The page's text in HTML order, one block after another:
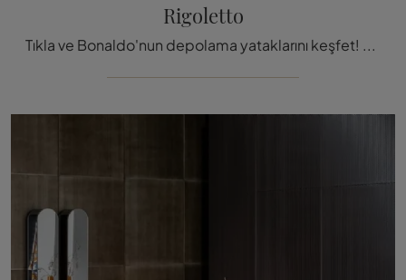
Rigoletto
Tıkla ve Bonaldo'nun depolama yataklarını keşfet! Kumaş Rigoletto modeli çift kişilik versiyonlarda sen